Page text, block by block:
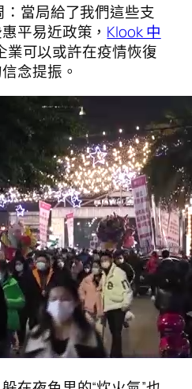
當局給了我們這些支
平易近政策， Klook 中
業可以或許在疫情恢復
念提振。